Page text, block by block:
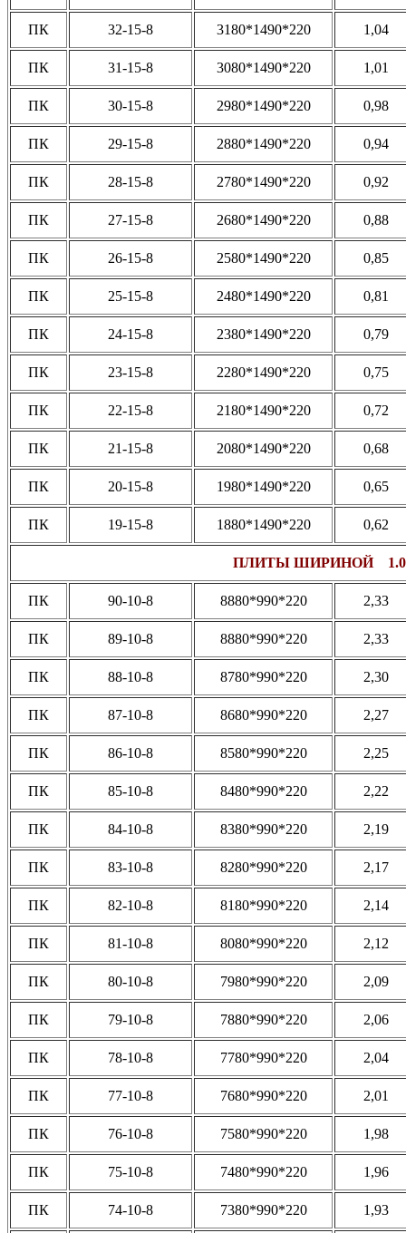
ПК 32-15-8 3180*1490*220 1,04
ПК 31-15-8 3080*1490*220 1,01
ПК 30-15-8 2980*1490*220 0,98
ПК 29-15-8 2880*1490*220 0,94
ПК 28-15-8 2780*1490*220 0,92
ПК 27-15-8 2680*1490*220 0,88
ПК 26-15-8 2580*1490*220 0,85
ПК 25-15-8 2480*1490*220 0,81
ПК 24-15-8 2380*1490*220 0,79
ПК 23-15-8 2280*1490*220 0,75
ПК 22-15-8 2180*1490*220 0,72
ПК 21-15-8 2080*1490*220 0,68
ПК 20-15-8 1980*1490*220 0,65
ПК 19-15-8 1880*1490*220 0,62
ПЛИТЫ ШИРИНОЙ
ПК 90-10-8 8880*990*220 2,33
ПК 89-10-8 8880*990*220 2,33
ПК 88-10-8 8780*990*220 2,30
ПК 87-10-8 8680*990*220 2,27
ПК 86-10-8 8580*990*220 2,25
ПК 85-10-8 8480*990*220 2,22
ПК 84-10-8 8380*990*220 2,19
ПК 83-10-8 8280*990*220 2,17
ПК 82-10-8 8180*990*220 2,14
ПК 81-10-8 8080*990*220 2,12
ПК 80-10-8 7980*990*220 2,09
ПК 79-10-8 7880*990*220 2,06
ПК 78-10-8 7780*990*220 2,04
ПК 77-10-8 7680*990*220 2,01
ПК 76-10-8 7580*990*220 1,98
ПК 75-10-8 7480*990*220 1,96
ПК 74-10-8 7380*990*220 1,93